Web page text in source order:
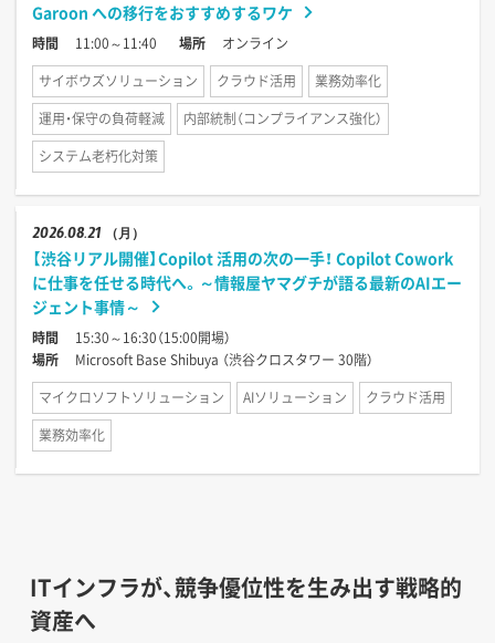
Garoon への移行をおすすめするワケ
時間 11:00～11:40 場所
オンライン
サイボウズソリューション
クラウド活用
業務効率化
運用・保守の負荷軽減
内部統制（コンプライアンス強化）
システム老朽化対策
202608.21 （月）
【渋谷リアル開催】Copilot 活用の次の一手！ Copilot Cowork
に仕事を任せる時代へ。～情報屋ヤマグチが語る最新のAIエー
ジェント事情～
時間
15:30～16:30（15:00開場）
場所
Microsoft Base Shibuya （渋谷クロスタワー 30階）
マイクロソフトソリューション
AIソリューション
クラウド活用
業務効率化
ITインフラが、競争優位性を生み出す戦略的
資産へ